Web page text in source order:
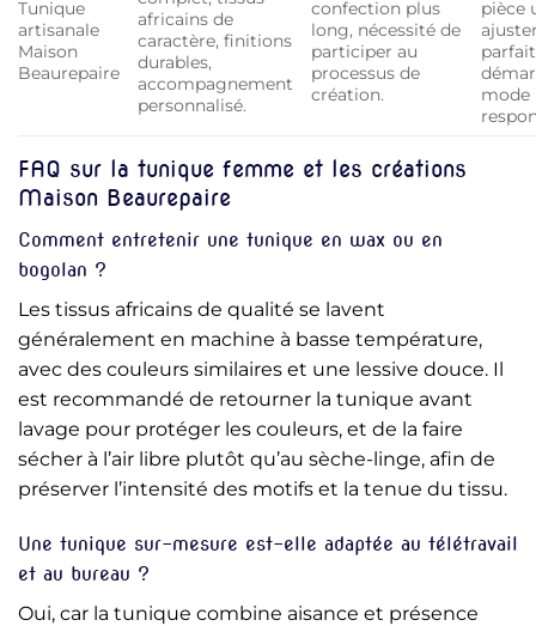
Tunique
artisanale
Maison
Beaurepaire
africains de
caractère, finitions
durables,
accompagnement
personnalisé.
confection plus
long, nécessité de
participer au
processus de
création.
pièce
mode
FAQ sur la tunique femme et les créations
Maison Beaurepaire
Comment entretenir une tunique en wax ou en
bogolan ?
Les tissus africains de qualité se lavent
généralement en machine à basse température,
avec des couleurs similaires et une lessive douce. Il
est recommandé de retourner la tunique avant
lavage pour protéger les couleurs, et de la faire
sécher à l’air libre plutôt qu’au sèche-linge, afin de
préserver l’intensité des motifs et la tenue du tissu.
Une tunique sur-mesure est-elle adaptée au télétravail
et au bureau ?
Oui, car la tunique combine aisance et présence